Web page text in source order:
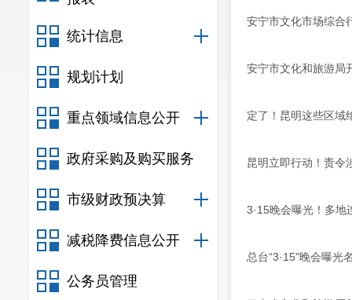
统计信息
规划计划
重点领域信息公开
政府采购及购买服务
市级财政预决算
减税降费信息公开
公务员管理
安宁市文化市场综合
安宁市文化和旅游局
定了！昆明这些区域
昆明立即行动！责令
3·15晚会曝光！多地
总台“3·15"晚会曝光